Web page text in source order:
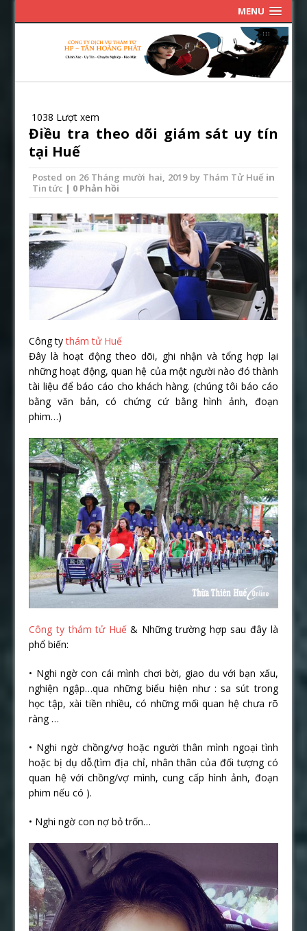
MENU
1038 Lượt xem
Điều tra theo dõi giám sát uy tín
tại Huế
Posted on 26 Tháng mười hai, 2019by Thám Tử Huếin
Tin tức | 0 Phản hồi
Công tythám tử Huế
Đây là hoạt động theo dõi, ghi nhận và tổng hợp lại
những hoạt động, quan hệ của một người nào đó thành
tài liệu để báo cáo cho khách hàng. (chúng tôi báo cáo
bằng văn bản, có chứng cứ bằng hình ảnh, đoạn
phim…)
Công ty thám tử Huế& Những trường hợp sau đây là
phổ biến:
• Nghi ngờ con cái mình chơi bời, giao du với bạn xấu,
nghiện ngập…qua những biểu hiện như : sa sút trong
học tập, xài tiền nhiều, có những mối quan hệ chưa rõ
ràng …
• Nghi ngờ chồng/vợ hoặc người thân mình ngoại tình
hoặc bị dụ dỗ.(tìm địa chỉ, nhân thân của đối tượng có
quan hệ với chồng/vợ mình, cung cấp hình ảnh, đoạn
phim nếu có ).
• Nghi ngờ con nợ bỏ trốn…